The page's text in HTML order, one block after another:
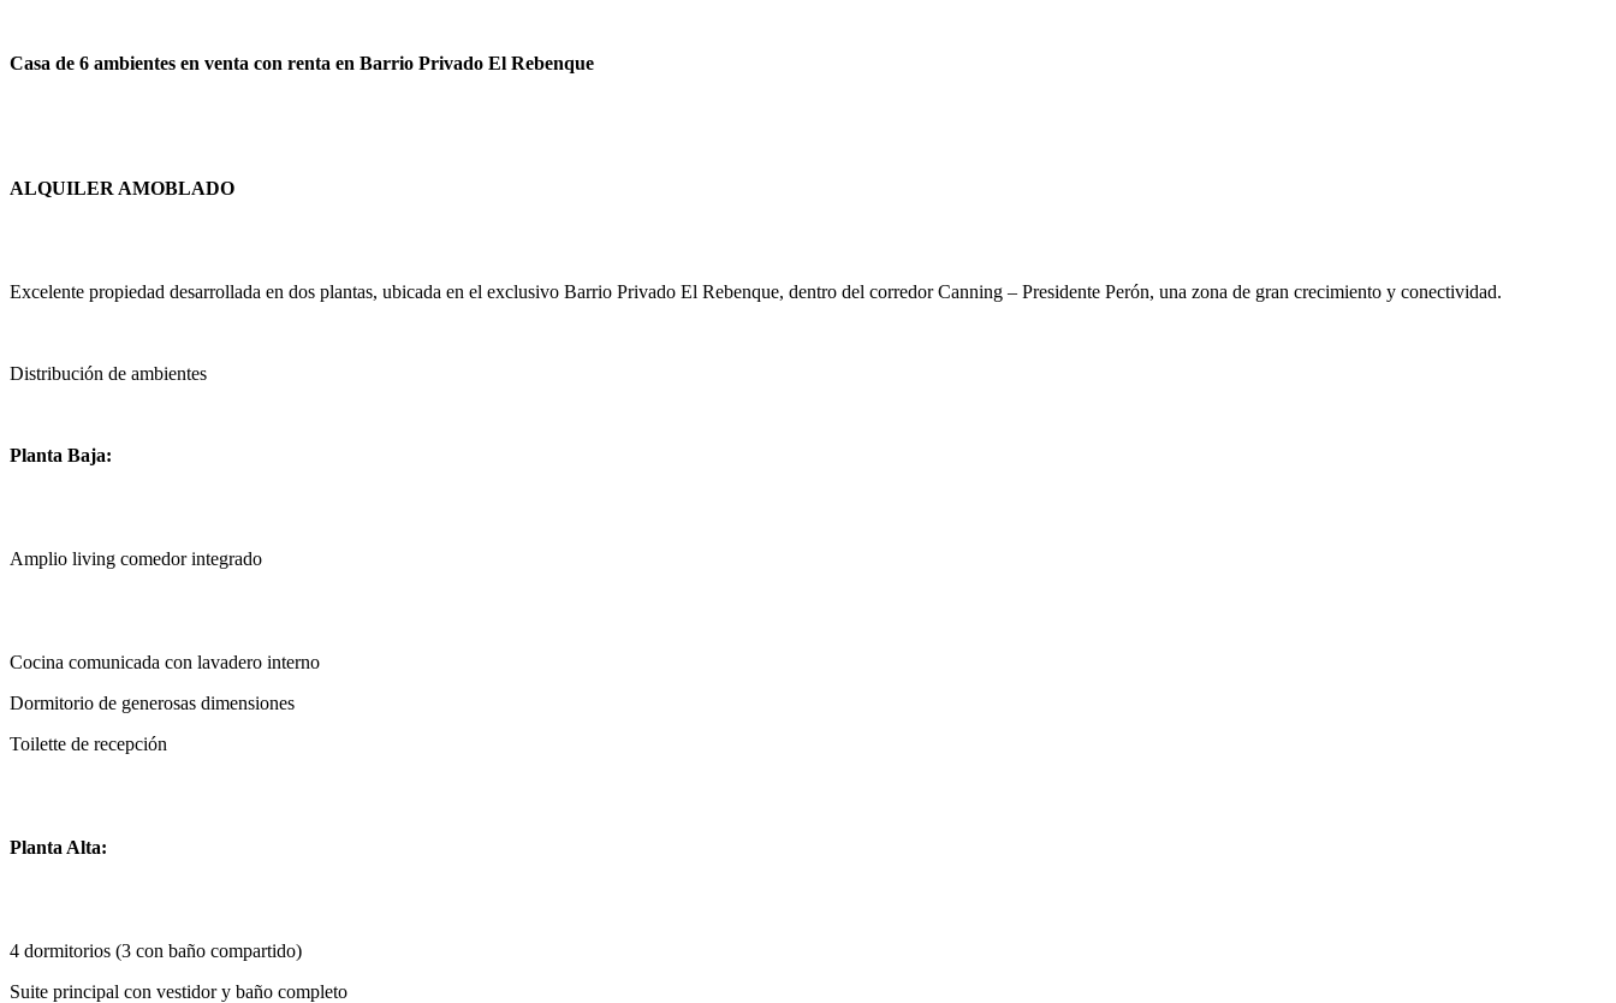
Casa de 6 ambientes en venta con renta en Barrio Privado El Rebenque
ALQUILER AMOBLADO
Excelente propiedad desarrollada en dos plantas, ubicada en el exclusivo Barrio Privado El Rebenque, dentro del corredor Canning – Presidente Perón, una zona de gran crecimiento y conectividad.
Distribución de ambientes
Planta Baja:
Amplio living comedor integrado
Cocina comunicada con lavadero interno
Dormitorio de generosas dimensiones
Toilette de recepción
Planta Alta:
4 dormitorios (3 con baño compartido)
Suite principal con vestidor y baño completo